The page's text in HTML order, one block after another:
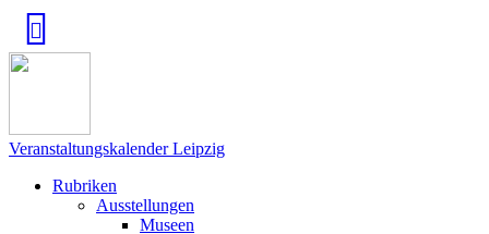
Veranstaltungskalender Leipzig
Rubriken
Ausstellungen
Museen